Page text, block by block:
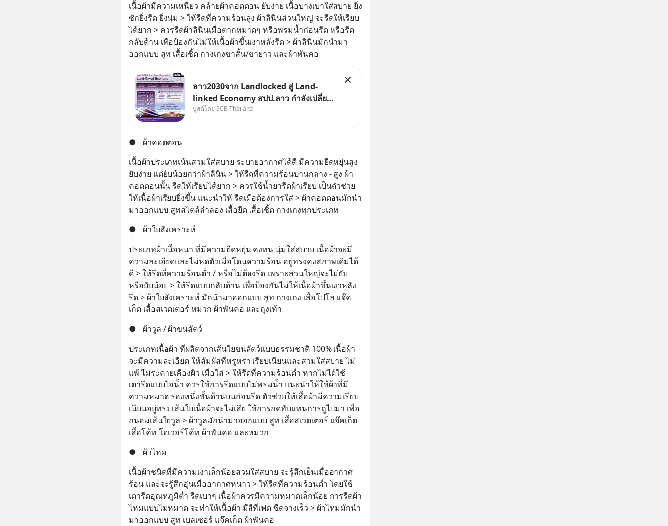
เนื้อผ้ามีความเหนียว คล้ายผ้าคอตตอน ยับง่าย เนื้อบางเบาใส่สบาย ยิ่ง
ซักยิ่งรีด ยิ่งนุ่ม > ให้รีดที่ความร้อนสูง ผ้าลินินส่วนใหญ่ จะรีดให้เรียบ
ได้ยาก > ควรรีดผ้าลินินเมื่อตากหมาดๆ หรือพรมน้ำก่อนรีด หรือรีด
กลับด้าน เพื่อป้องกันไม่ให้เนื้อผ้าขึ้นเงาหลังรีด > ผ้าลินินมักนำมา
ออกแบบ สูท เสื้อเชิ้ต กางเกงขาสั้น/ขายาว และผ้าพันคอ
ลาว2030จาก Landlocked สู่ Land-
linked Economy สปป.ลาว กำลังเปลี่ยน
บทบาทจาก “ประเทศทางผ่าน” สู่
บูสต์โดย SCB Thailand
●
ผ้าคอตตอน
เนื้อผ้าประเภทเน้นสวมใส่สบาย ระบายอากาศได้ดี มีความยืดหยุ่นสูง
ยับง่าย แต่ยับน้อยกว่าผ้าลินิน > ให้รีดที่ความร้อนปานกลาง - สูง ผ้า
คอตตอนนั้น รีดให้เรียบได้ยาก > ควรใช้น้ำยารีดผ้าเรียบ เป็นตัวช่วย
ให้เนื้อผ้าเรียบยิ่งขึ้น แนะนำให้ รีดเมื่อต้องการใส่ > ผ้าคอตตอนมักนำ
มาออกแบบ สูทสไตล์ลำลอง เสื้อยืด เสื้อเชิ้ต กางเกงทุกประเภท
●
ผ้าใยสังเคราะห์
ประเภทผ้าเนื้อหนา ที่มีความยืดหยุ่น คงทน นุ่มใส่สบาย เนื้อผ้าจะมี
ความละเอียดและไม่หดตัวเมื่อโดนความร้อน อยู่ทรงคงสภาพเดิมได้
ดี > ให้รีดที่ความร้อนต่ำ / หรือไม่ต้องรีด เพราะส่วนใหญ่จะไม่ยับ
หรือยับน้อย > ให้รีดแบบกลับด้าน เพื่อป้องกันไม่ให้เนื้อผ้าขึ้นเงาหลัง
รีด > ผ้าใยสังเคราะห์ มักนำมาออกแบบ สูท กางเกง เสื้อโปโล แจ๊ค
เก็ต เสื้อสเวตเตอร์ หมวก ผ้าพันคอ และถุงเท้า
●
ผ้าวูล / ผ้าขนสัตว์
ประเภทเนื้อผ้า ที่ผลิตจากเส้นใยขนสัตว์แบบธรรมชาติ 100% เนื้อผ้า
จะมีความละเอียด ให้สัมผัสที่หรูหรา เรียบเนียนและสวมใส่สบาย ไม่
แพ้ ไม่ระคายเคืองผิว เมื่อใส่ > ให้รีดที่ความร้อนต่ำ หากไม่ได้ใช้
เตารีดแบบไอน้ำ ควรใช้การรีดแบบไม่พรมน้ำ แนะนำให้ใช้ผ้าที่มี
ความหมาด รองหนึ่งชั้นด้านบนก่อนรีด ตัวช่วยให้เสื้อผ้ามีความเรียบ
เนียนอยู่ทรง เส้นใยเนื้อผ้าจะไม่เสีย ใช้การกดทับแทนการถูไปมา เพื่อ
ถนอมเส้นใยวูล > ผ้าวูลมักนำมาออกแบบ สูท เสื้อสเวตเตอร์ แจ๊คเก็ต
เสื้อโค้ท โอเวอร์โค้ท ผ้าพันคอ และหมวก
●
ผ้าไหม
เนื้อผ้าชนิดที่มีความเงาเล็กน้อยสวมใส่สบาย จะรู้สึกเย็นเมื่ออากาศ
ร้อน และจะรู้สึกอุ่นเมื่ออากาศหนาว > ให้รีดที่ความร้อนต่ำ โดยใช้
เตารีดอุณหภูมิต่ำ รีดเบาๆ เนื้อผ้าควรมีความหมาดเล็กน้อย การรีดผ้า
ไหมแบบไม่หมาด จะทำให้เนื้อผ้า มีสีที่เฟด ซีดจางเร็ว > ผ้าไหมมักนำ
มาออกแบบ สูท เบลเซอร์ แจ๊คเก็ต ผ้าพันคอ